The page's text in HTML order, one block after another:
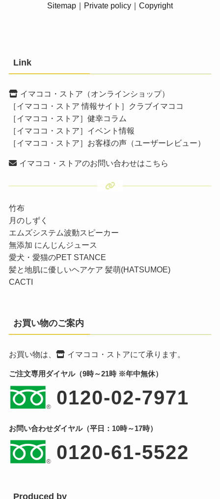
Sitemap ｜ Private policy ｜ Copyright
Link
イマココ・ストア（オンラインショップ）
［イマココ・ストア 情報サイト］クラブイマココ
［イマココ・ストア］健幸コラム
［イマココ・ストア］イベント情報
［イマココ・ストア］お客様の声（ユーザーレビュー）
イマココ・ストアのお問い合わせはこちら
竹布
月のしずく
エムズシステム波動スピーカー
無添加 にんじんジュース
愛犬・愛猫のPET STANCE
髪と地肌に優しいヘアケア 髪萌(HATSUMOE)
CACTI
お買い物のご案内
お買い物は、 イマココ・ストアにて承ります。
ご注文専用ダイヤル（9時～21時 ※年中無休）
0120-02-7971
お問い合わせダイヤル（平日：10時～17時）
0120-61-5522
Produced by